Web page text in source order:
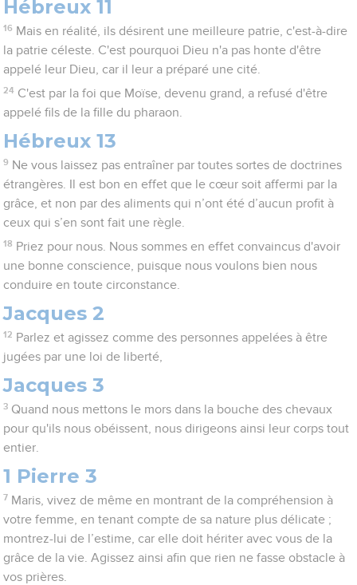
Hébreux 11
16 Mais en réalité, ils désirent une meilleure patrie, c'est-à-dire
la patrie céleste. C'est pourquoi Dieu n'a pas honte d'être
appelé leur Dieu, car il leur a préparé une cité.
24 C'est par la foi que Moïse, devenu grand, a refusé d'être
appelé fils de la fille du pharaon.
Hébreux 13
9 Ne vous laissez pas entraîner par toutes sortes de doctrines
étrangères. Il est bon en effet que le cœur soit affermi par la
grâce, et non par des aliments qui n’ont été d’aucun profit à
ceux qui s’en sont fait une règle.
18 Priez pour nous. Nous sommes en effet convaincus d'avoir
une bonne conscience, puisque nous voulons bien nous
conduire en toute circonstance.
Jacques 2
12 Parlez et agissez comme des personnes appelées à être
jugées par une loi de liberté,
Jacques 3
3 Quand nous mettons le mors dans la bouche des chevaux
pour qu'ils nous obéissent, nous dirigeons ainsi leur corps tout
entier.
1 Pierre 3
7 Maris, vivez de même en montrant de la compréhension à
votre femme, en tenant compte de sa nature plus délicate ;
montrez-lui de l’estime, car elle doit hériter avec vous de la
grâce de la vie. Agissez ainsi afin que rien ne fasse obstacle à
vos prières.